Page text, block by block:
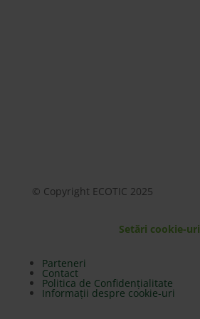
© Copyright ECOTIC 2025
Setări cookie-uri
Parteneri
Contact
Politica de Confidențialitate
Informații despre cookie-uri